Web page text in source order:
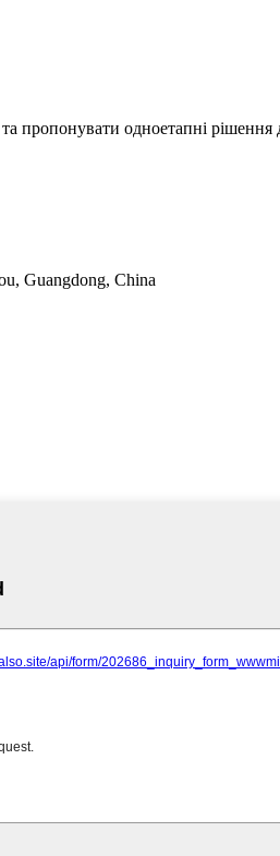
пропонувати одноетапні рішення
Guangdong, China